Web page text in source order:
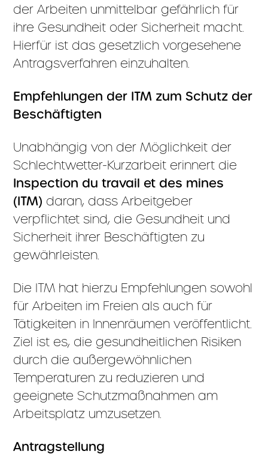
der Arbeiten unmittelbar gefährlich für
ihre Gesundheit oder Sicherheit macht.
Hierfür ist das gesetzlich vorgesehene
Antragsverfahren einzuhalten.
Empfehlungen der ITM zum Schutz der
Beschäftigten
Unabhängig von der Möglichkeit der
Schlechtwetter-Kurzarbeit erinnert die
Inspection du travail et des mines
(ITM) daran, dass Arbeitgeber
verpflichtet sind, die Gesundheit und
Sicherheit ihrer Beschäftigten zu
gewährleisten.
Die ITM hat hierzu Empfehlungen sowohl
für Arbeiten im Freien als auch für
Tätigkeiten in Innenräumen veröffentlicht.
Ziel ist es, die gesundheitlichen Risiken
durch die außergewöhnlichen
Temperaturen zu reduzieren und
geeignete Schutzmaßnahmen am
Arbeitsplatz umzusetzen.
Antragstellung